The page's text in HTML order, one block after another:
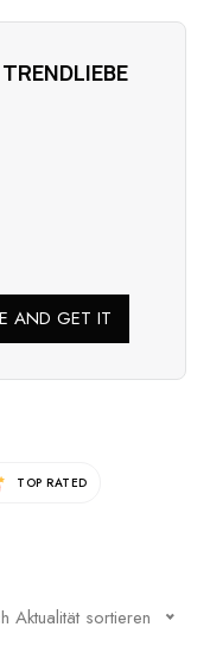
AND GET IT
TOP RATED
Aktualität sortieren